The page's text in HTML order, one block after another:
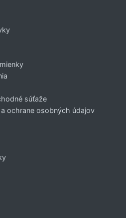
súťaže
ochrane osobných údajov